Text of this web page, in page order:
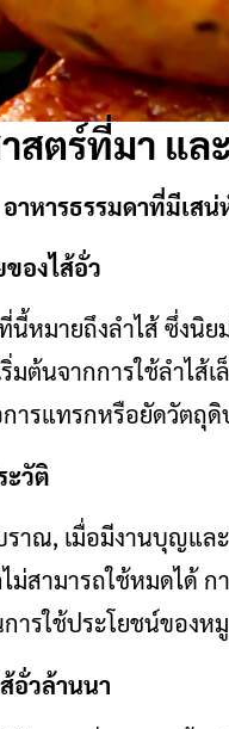
สตร์ที่มา แล
าหารธรรมดาที่มีเสน่
องไส้อั่ว
นี้หมายถึงลำไส้ ซึ่งนิ
มต้นจากการใช้ลำไส้
ารแทรกหรือยัดวัตถุ
ะวัติ
ราณ, เมื่อมีงานบุญแ
ไม่สามารถใช้หมดได้
ารใช้ประโยชน์ของห
อั่วล้านนา